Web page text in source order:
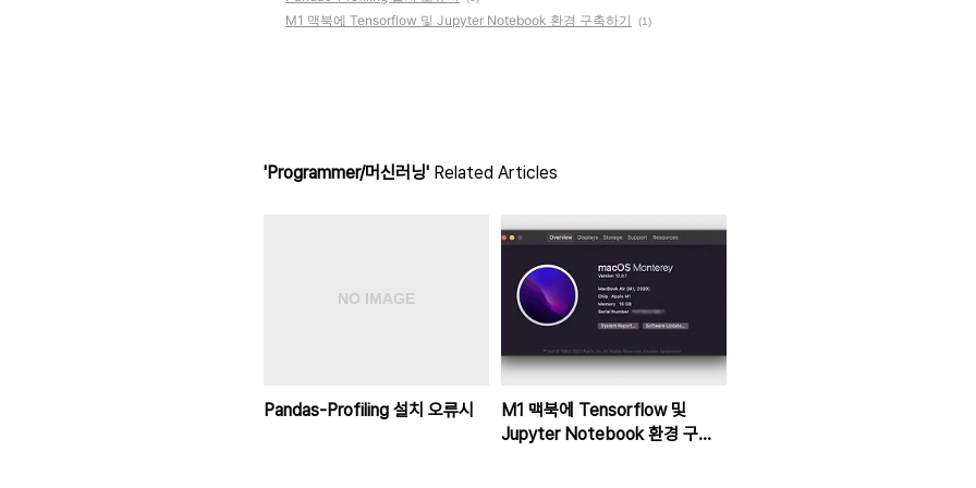
M1 맥북에 Tensorflow 및 Jupyter Notebook 환경 구축하기 (1)
'Programmer/머신러닝' Related Articles
Pandas-Profiling 설치 오류시
M1 맥북에 Tensorflow 및
Jupyter Notebook 환경 구축